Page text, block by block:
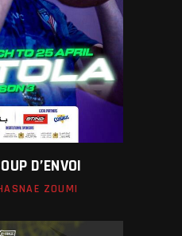
D’ENVOI
ZOUMI